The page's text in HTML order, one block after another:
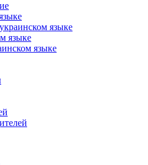
языке
языке
языке